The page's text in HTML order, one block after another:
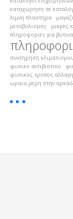
καταχωρηση σε
λιμνη πλαστηρα
μεταβολισμος
μικρες
πληροφοριες για βυτινα
συντηρηση κλιματισμου
φυσικο αντιβιοτικο
φυσικος τροπος
ωραια μερη στην